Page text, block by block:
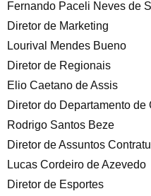
Fernando Paceli Neves de
Diretor de Marketing
Lourival Mendes Bueno
Diretor de Regionais
Elio Caetano de Assis
Diretor do Departamento de
Rodrigo Santos Beze
Diretor de Assuntos
Lucas Cordeiro de Azevedo
Diretor de Esportes